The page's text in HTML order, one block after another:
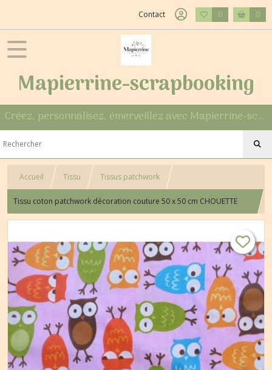
Contact 0 0
Mapierrine-scrapbooking
Créez, personnalisez, émerveillez avec Mapierrine-scrapbooking
Accueil Tissu Tissus patchwork
Tissu coton patchwork décoration couture 50 x 50 cm CHOUETTE